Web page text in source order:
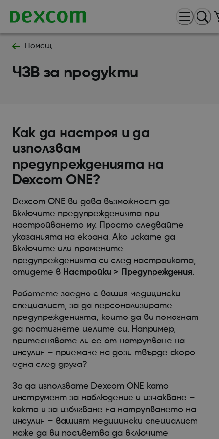
Помощ
ЧЗВ за продукти
Как да настроя и да
използвам
предупрежденията на
Dexcom ONE?
Dexcom ONE ви дава възможност да
включите предупрежденията при
настройването му. Просто следвайте
указанията на екрана. Ако искате да
включите или промените
предупрежденията си след настройката,
отидете в Настройки > Предупреждения.
Работете заедно с вашия медицински
специалист, за да персонализирате
предупрежденията, които да ви помогнат
да постигнете целите си. Например,
притеснявате ли се от натрупване на
инсулин – приемане на дози твърде скоро
една след друга?
За да използвате Dexcom ONE като
инструмент за наблюдение и изчакване –
както и за избягване на натрупването на
инсулин – вашият медицински специалист
може да ви посъветва да включите